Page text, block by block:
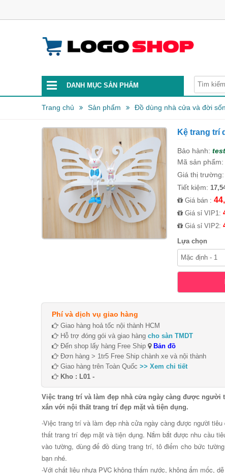
DANH MỤC SẢN PHẨM
Trang chủ Sản phẩm Đồ dùng nhà cửa và đời
Kệ trang trí
Bảo hành: test
Mã sản phẩm:
Giá thị trường:
Tiết kiệm:
Giá bán :
Giá sỉ VIP1:
Giá sỉ VIP2:
Lựa chọn
Phí và dịch vụ giao hàng
Giao hàng hoả tốc nội thành HCM
Hỗ trợ đóng gói và giao hàng cho sàn TMDT
Đến shop lấy hàng Free Ship
Bản đồ
Đơn hàng > 1tr5 Free Ship chành xe và nội thành
Giao hàng trên Toàn Quốc >> Xem chi tiết
Kho : L01 -
Việc trang trí và làm đẹp nhà cửa ngày càng được
xắn với nội thất trang trí đẹp mặt và tiện dụng.
-Việc trang trí và làm đẹp nhà cửa ngày càng được người
thất trang trí đẹp mặt và tiện dụng. Nắm bắt được nhu cầu
vào tường, dùng để đồ dùng trang trí, tô điểm cho bức
bạn nhé.
-Với chất liệu nhựa PVC không thấm nước, không ẩm mốc,